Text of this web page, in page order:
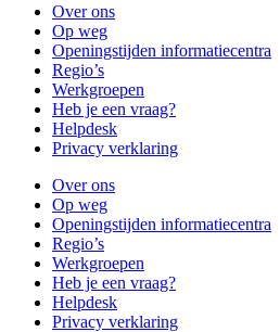
Over ons
Op weg
Openingstijden informatiecentra
Regio’s
Werkgroepen
Heb je een vraag?
Helpdesk
Privacy verklaring
Over ons
Op weg
Openingstijden informatiecentra
Regio’s
Werkgroepen
Heb je een vraag?
Helpdesk
Privacy verklaring